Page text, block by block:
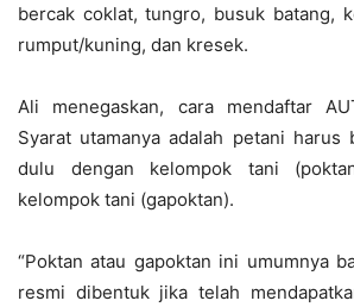
bercak coklat, tungro, busuk batang,
rumput/kuning, dan kresek.
Ali menegaskan, cara mendaftar
Syarat utamanya adalah petani harus
dulu dengan kelompok tani
kelompok tani (gapoktan).
“Poktan atau gapoktan ini umumnya
resmi dibentuk jika telah